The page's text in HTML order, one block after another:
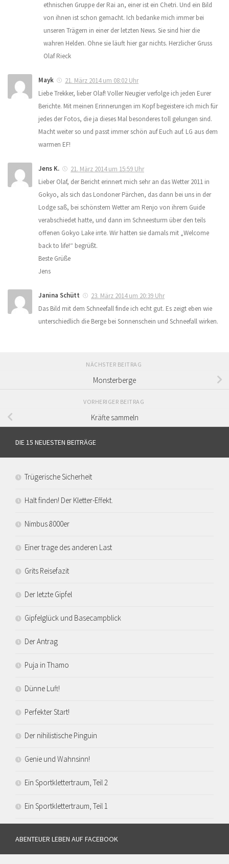
ethnischen Gruppe der Rai an, einer ist ein Chetri. Und ein Bild
von ihnen ist schon gemacht. Ich bedanke mich immer bei
unseren Trägern in einer der letzten News. Sie sind hier die
wahren Helden. Ohne sie läuft hier gar nichts. Herzlicher Gruss
Olaf Rieck
Mayk
21. März 2014 um 08:02 Uhr
Liebe Trekker, lieber Olaf! Voller Neugier verfolge ich jeden Eurer
Berichte. Mit meinen Erinnerungen im Kopf begeistere ich mich für
jedes der Fotos, die ja dieses Mal besonderes toll gelungen sind.
Macht weiter so und passt immer schön auf Euch auf. LG aus dem
warmen EF!
Jens K.
21. März 2014 um 15:59 Uhr
Lieber Olaf, der Bericht erinnert mich sehr an das Wetter 2011 in
Gokyo, als sich das Londoner Pärchen, das dann bei uns in der
Lodge saß, bei schönstem Wetter am Renjo von ihrem Guide
verabschiedet hatte, und dann im Schneesturm über den teils
offenen Gokyo Lake irrte. Wir hatten sie damals mit „Welcome
back to life!“ begrüßt.
Beste Grüße
Jens
Janina Schütt
23. März 2014 um 20:39 Uhr
Das Bild mit dem Schneefall finde ich echt gut. Es zeigt eben wie
unterschiedlich die Berge bei Sonnenschein und Schneefall wirken.
NÄCHSTER BEITRAG
Monsterberge
VORHERIGER BEITRAG
Kräfte sammeln
DIE 15 NEUESTEN BEITRÄGE
Trügerische Sicherheit
Halt finden! Der Kletter-Effekt.
Nimbus 8000er
Einer trage des anderen Last
Grits Reisefazit
Der letzte Gipfel
Gipfelglück und Basecampblick
Der Antrag
Puja in Thamo
Dünne Luft!
Perfekter Start!
Der nihilistische Pinguin
Genie und Wahnsinn!
Ein Sportklettertraum, Teil 2
Ein Sportklettertraum, Teil 1
ABENTEUER LEBEN AUF FACEBOOK